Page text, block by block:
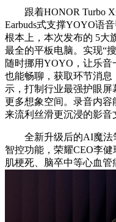
跟着HONOR Turbo X
Earbuds式支撑YOYO语
根本上，本次发布的 5大
最全的平板电脑。实现“
随时挪用YOYO，让乐音
也能畅聊，获取环节消
示，打制行业最强护眼
更多想象空间。录音内容
来流利丝滑更沉浸的影音
全新升级后的AI魔法
智控功能，荣耀CEO李
肌梗死、脑卒中等心血管